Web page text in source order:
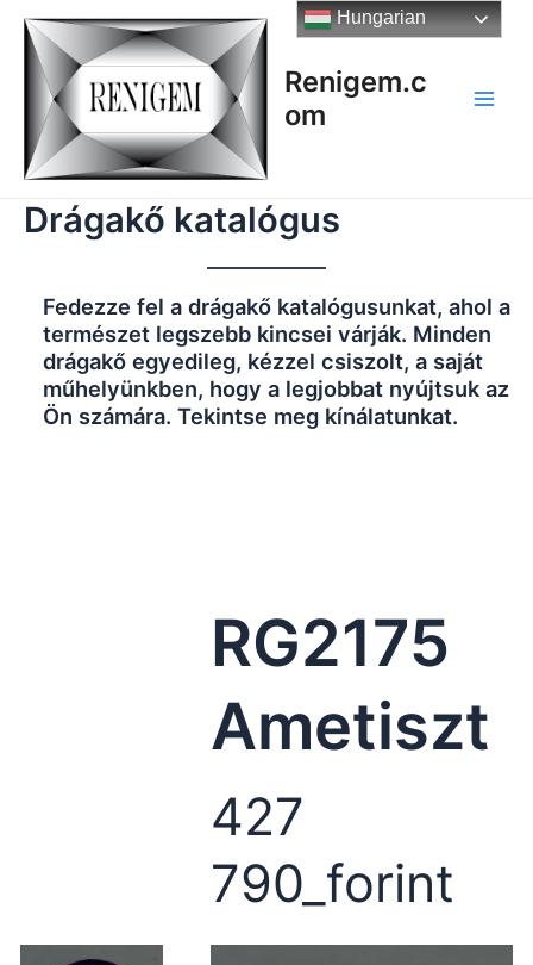
Skip
content
Renigem.c
om
Drágakő katalógus
Fedezze fel a drágakő katalógusunkat, ahol a
természet legszebb kincsei várják. Minden
drágakő egyedileg, kézzel csiszolt, a saját
műhelyünkben, hogy a legjobbat nyújtsuk az
Ön számára. Tekintse meg kínálatunkat.
RG2175
Ametiszt
427
790_forint
Hungarian